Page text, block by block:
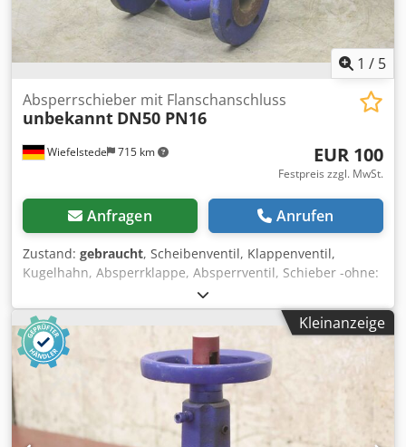
1 / 5
Wiefelstede 715 km
Absperrschieber mit Flanschanschluss
unbekannt DN50 PN16
EUR 100
Festpreis zzgl. MwSt.
Anfragen Anrufen
Zustand: gebraucht, Scheibenventil, Klappenventil,
Kugelhahn, Absperrklappe, Absperrventil, Schieber -ohne:
Antrieb -Anschluß: DN50 Codpfx Alsd I I Hvjroha -Breite:
230 mm -Nenndruck: PN16 -Abmessungen: 230/165/H310 -
Gewicht: 11,4 kg/Stück
Kleinanzeige